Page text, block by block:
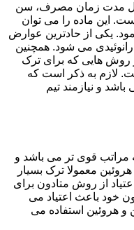
مدت زمان مصرف، سن
این ماده را می توان
یکی از حادترین عوارض
می شود. همچنین
روش هایی که برای ترک
لازم به ذکر است که
و نیازمند تیم
مراتب قوی تر می باشد و
معمولا ترک بسیار
از روش متادون برای
خود باعث اعتیاد می
هروئین استفاده می